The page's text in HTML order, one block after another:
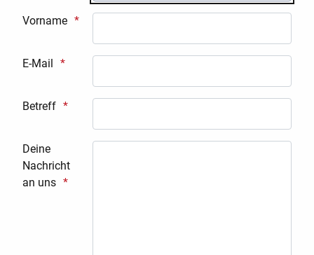
Vorname
E-Mail
Betreff
Deine
Nachricht
an uns